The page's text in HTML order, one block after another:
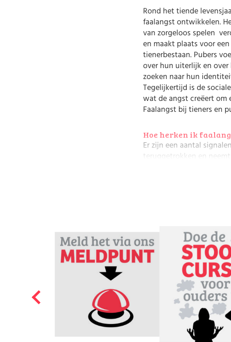
Rond het tiende
faalangst ontwikkelen.
van zorgeloos spelen
en maakt plaats voor een
tienerbestaan. Pubers
over hun uiterlijk en over
zoeken naar hun
Tegelijkertijd is de
wat de angst creëert om
Faalangst bij tieners en
Hoe herken ik
Er zijn een aantal
teruggetrokken en
Wat kan je doen aan de
wil helpen. Wijs je kind
op en heb oog voor de
mag. Laat je kind veel
puber om negatieve
helpen om tot rust te
Check hier wat je nog
handige en snelle tips
huisarts. Die kan je kind